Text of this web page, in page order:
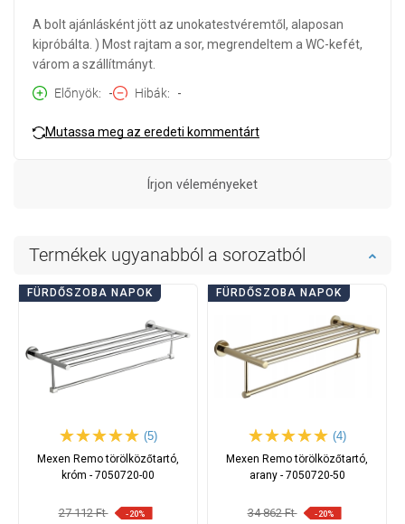
A bolt ajánlásként jött az unokatestvéremtől, alaposan
kipróbálta. ) Most rajtam a sor, megrendeltem a WC-kefét,
várom a szállítmányt.
Előnyök
- Hibák -
Mutassa meg az eredeti kommentárt
Írjon véleményeket
Termékek ugyanabból a sorozatból
FÜRDŐSZOBA NAPOK
(5)
Mexen Remo törölközőtartó,
króm - 7050720-00
27 112 Ft -20%
FÜRDŐSZOBA NAPOK
(4)
Mexen Remo törölközőtartó,
arany - 7050720-50
34 862 Ft -20%